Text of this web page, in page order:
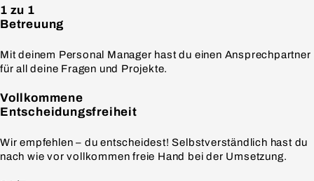
1 zu 1
Betreuung
Mit deinem Personal Manager hast du einen Ansprechpartner
für all deine Fragen und Projekte.
Vollkommene
Entscheidungsfreiheit
Wir empfehlen – du entscheidest! Selbstverständlich hast du
nach wie vor vollkommen freie Hand bei der Umsetzung.